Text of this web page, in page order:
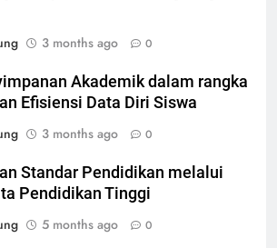
3 months ago 0
Akademik dalam rangka
Efisiensi Data Diri Siswa
3 months ago 0
Standar Pendidikan melalui
Pendidikan Tinggi
5 months ago 0